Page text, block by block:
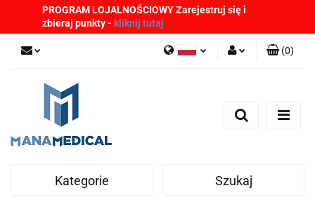
PROGRAM LOJALNOŚCIOWY Zarejestruj się i
zbieraj punkty - kliknij tutaj
Zarejestruj się
(0)
Kategorie Szukaj